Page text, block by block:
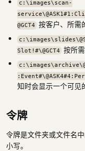
c:\images\scan-
@GCT4
按客户、所需
Slot!#\@GCT4
按所
知时会显示一个可见
令牌
令牌是文件夹或文件名
小写。